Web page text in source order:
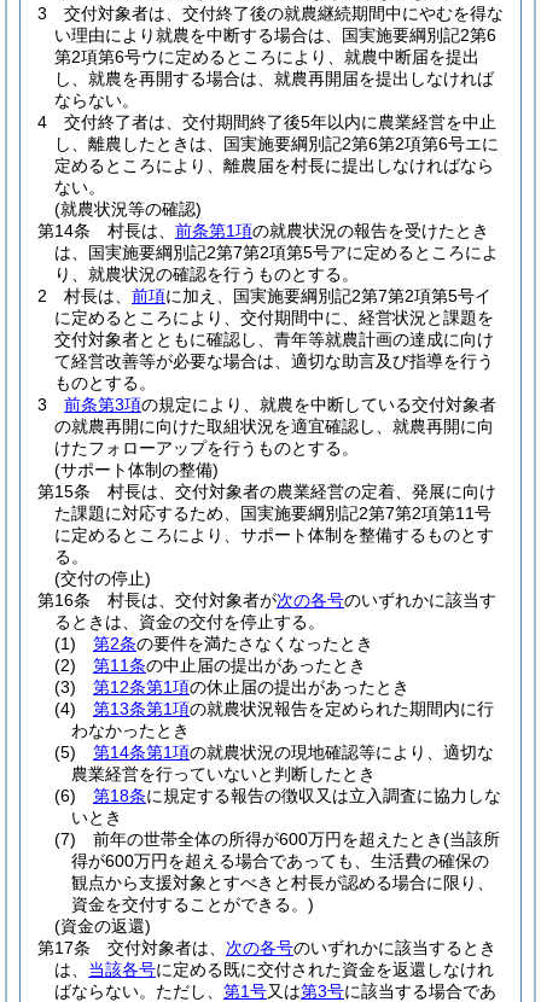
3
交付対象者は、交付終了後の就農継続期間中にやむを得な
い理由により就農を中断する場合は、国実施要綱別記2第6
第2項第6号ウに定めるところにより、就農中断届を提出
し、就農を再開する場合は、就農再開届を提出しなければ
ならない。
4
交付終了者は、交付期間終了後5年以内に農業経営を中止
し、離農したときは、国実施要綱別記2第6第2項第6号エに
定めるところにより、離農届を村長に提出しなければなら
ない。
(就農状況等の確認)
第14条
村長は、 前条第1項の就農状況の報告を受けたとき
は、国実施要綱別記2第7第2項第5号アに定めるところによ
り、就農状況の確認を行うものとする。
2
村長は、 前項に加え、国実施要綱別記2第7第2項第5号イ
に定めるところにより、交付期間中に、経営状況と課題を
交付対象者とともに確認し、青年等就農計画の達成に向け
て経営改善等が必要な場合は、適切な助言及び指導を行う
ものとする。
3
前条第3項の規定により、就農を中断している交付対象者
の就農再開に向けた取組状況を適宜確認し、就農再開に向
けたフォローアップを行うものとする。
(サポート体制の整備)
第15条
村長は、交付対象者の農業経営の定着、発展に向け
た課題に対応するため、国実施要綱別記2第7第2項第11号
に定めるところにより、サポート体制を整備するものとす
る。
(交付の停止)
第16条
村長は、交付対象者が次の各号のいずれかに該当す
るときは、資金の交付を停止する。
(1)
第2条の要件を満たさなくなったとき
(2)
第11条の中止届の提出があったとき
(3)
第12条第1項の休止届の提出があったとき
(4)
第13条第1項の就農状況報告を定められた期間内に行
わなかったとき
(5)
第14条第1項の就農状況の現地確認等により、適切な
農業経営を行っていないと判断したとき
(6)
第18条に規定する報告の徴収又は立入調査に協力しな
いとき
(7)
前年の世帯全体の所得が600万円を超えたとき(当該所
得が600万円を超える場合であっても、生活費の確保の
観点から支援対象とすべきと村長が認める場合に限り、
資金を交付することができる。)
(資金の返還)
第17条
交付対象者は、 次の各号のいずれかに該当するとき
は、 当該各号に定める既に交付された資金を返還しなけれ
ばならない。 ただし、 第1号又は第3号に該当する場合であ